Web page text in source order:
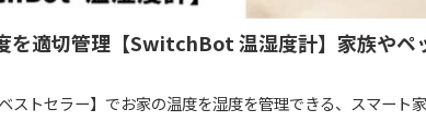
を適切管理【SwitchBot 温湿度計】家族や
ストセラー】でお家の温度を湿度を管理できる、スマート